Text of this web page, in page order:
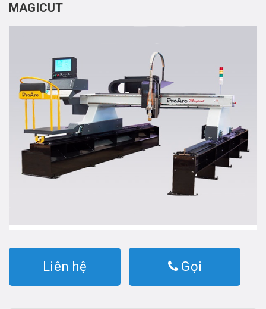
MAGICUT
Liên hệ Gọi